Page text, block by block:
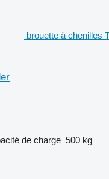
brouette à chenilles
de charge 500 kg